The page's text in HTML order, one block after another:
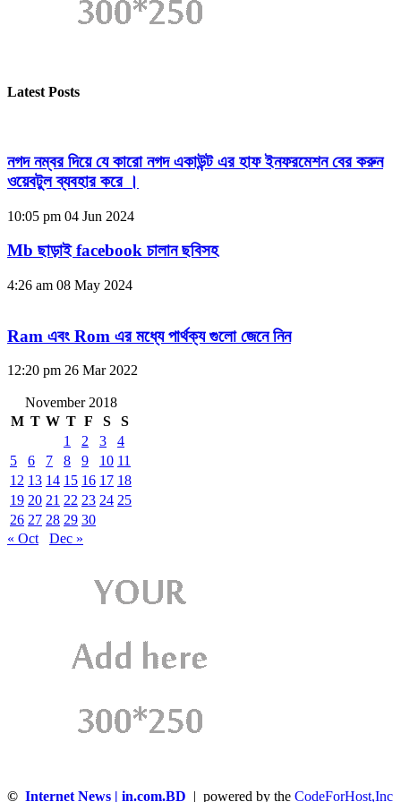
Latest Posts
নগদ নম্বর দিয়ে যে কারো নগদ একাউন্ট এর হাফ ইনফরমেশন বের করুন
ওয়েবটুল ব্যবহার করে ।
10:05 pm 04 Jun 2024
Mb ছাড়াই facebook চালান ছবিসহ
4:26 am 08 May 2024
Ram এবং Rom এর মধ্যে পার্থক্য গুলো জেনে নিন
12:20 pm 26 Mar 2022
November 2018
M T W T F S
S
1
2 3
4
5
6 7 8 9 10 11
12 13 14 15 16 17 18
19 20 21 22 23 24 25
26 27 28 29 30
« Oct
Dec »
© Internet News | in.com.BD | powered by the CodeForHost,Inc